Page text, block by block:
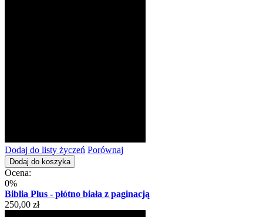
Dodaj do listy życzeń Porównaj
Dodaj do koszyka
Ocena:
0%
Biblia Plus - płótno biała z paginacją
250,00 zł